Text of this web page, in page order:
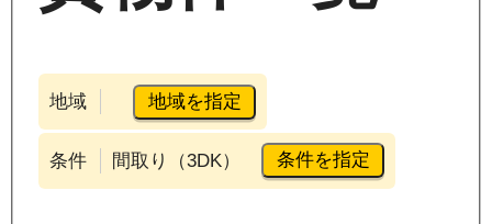
地域 地域を指定
条件 間取り（3DK） 条件を指定